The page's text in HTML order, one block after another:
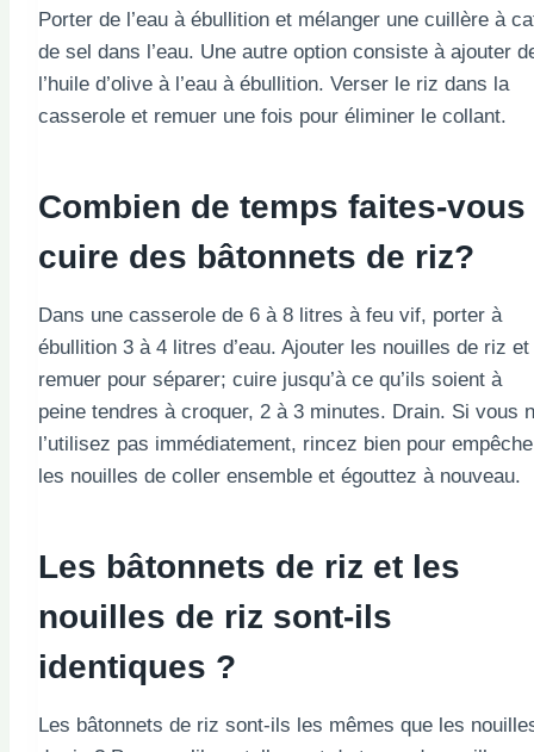
Porter de l’eau à ébullition et mélanger une cuillère à
de sel dans l’eau. Une autre option consiste à ajouter
l’huile d’olive à l’eau à ébullition. Verser le riz dans la
casserole et remuer une fois pour éliminer le collant.
Combien de temps faites-vous
cuire des bâtonnets de riz?
Dans une casserole de 6 à 8 litres à feu vif, porter à
ébullition 3 à 4 litres d’eau. Ajouter les nouilles de riz et
remuer pour séparer; cuire jusqu’à ce qu’ils soient à
peine tendres à croquer, 2 à 3 minutes. Drain. Si vous
l’utilisez pas immédiatement, rincez bien pour
les nouilles de coller ensemble et égouttez à nouveau.
Les bâtonnets de riz et les
nouilles de riz sont-ils
identiques ?
Les bâtonnets de riz sont-ils les mêmes que les